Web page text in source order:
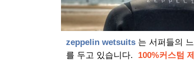
zeppelin wetsuits 는 서퍼들의
를 두고 있습니다. 100%커스텀